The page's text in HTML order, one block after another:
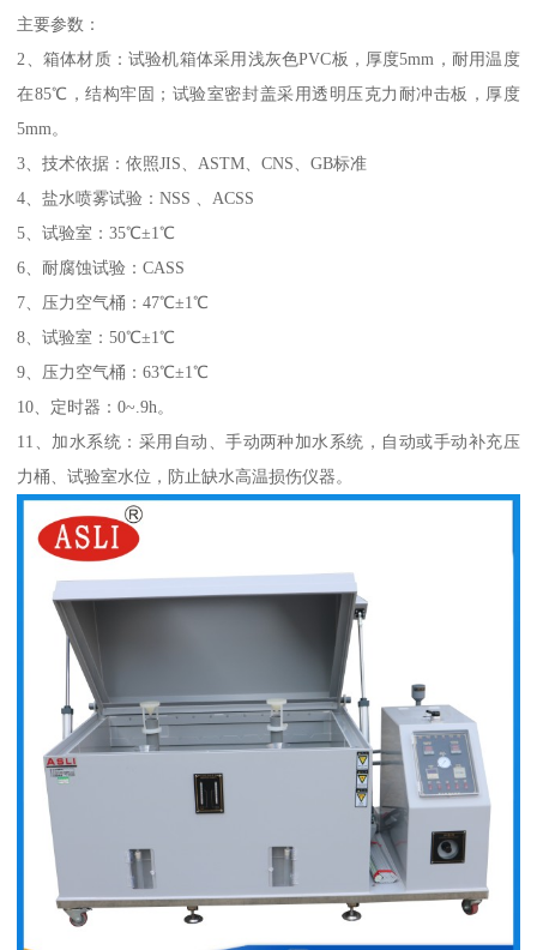
主要参数：
2、箱体材质：试验机箱体采用浅灰色PVC板，厚度5mm，耐用温度
在85℃，结构牢固；试验室密封盖采用透明压克力耐冲击板，厚度
5mm。
3、技术依据：依照JIS、ASTM、CNS、GB标准
4、盐水喷雾试验：NSS 、ACSS
5、试验室：35℃±1℃
6、耐腐蚀试验：CASS
7、压力空气桶：47℃±1℃
8、试验室：50℃±1℃
9、压力空气桶：63℃±1℃
10、定时器：0~.9h。
11、加水系统：采用自动、手动两种加水系统，自动或手动补充压
力桶、试验室水位，防止缺水高温损伤仪器。